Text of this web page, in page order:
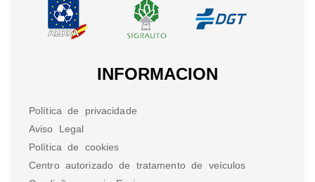
INFORMACION
Política de privacidade
Aviso Legal
Política de cookies
Centro autorizado de tratamento de veículos